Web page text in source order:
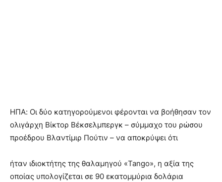
ΗΠΑ: Οι δύο κατηγορούμενοι φέρονται να βοήθησαν τον
ολιγάρχη Βίκτορ Βέκσελμπεργκ – σύμμαχο του ρώσου
προέδρου Βλαντίμιρ Πούτιν – να αποκρύψει ότι
ήταν ιδιοκτήτης της θαλαμηγού «Tango», η αξία της
οποίας υπολογίζεται σε 90 εκατομμύρια δολάρια